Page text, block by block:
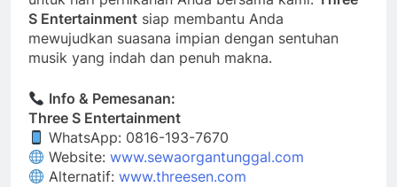
S Entertainment siap membantu Anda
mewujudkan suasana impian dengan sentuhan
musik yang indah dan penuh makna.
Info & Pemesanan:
Three S Entertainment
WhatsApp: 0816-193-7670
Website:www.sewaorgantunggal.com
Alternatif:www.threesen.com